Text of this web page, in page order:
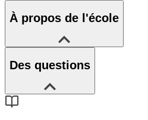
À propos de l'école
Des questions